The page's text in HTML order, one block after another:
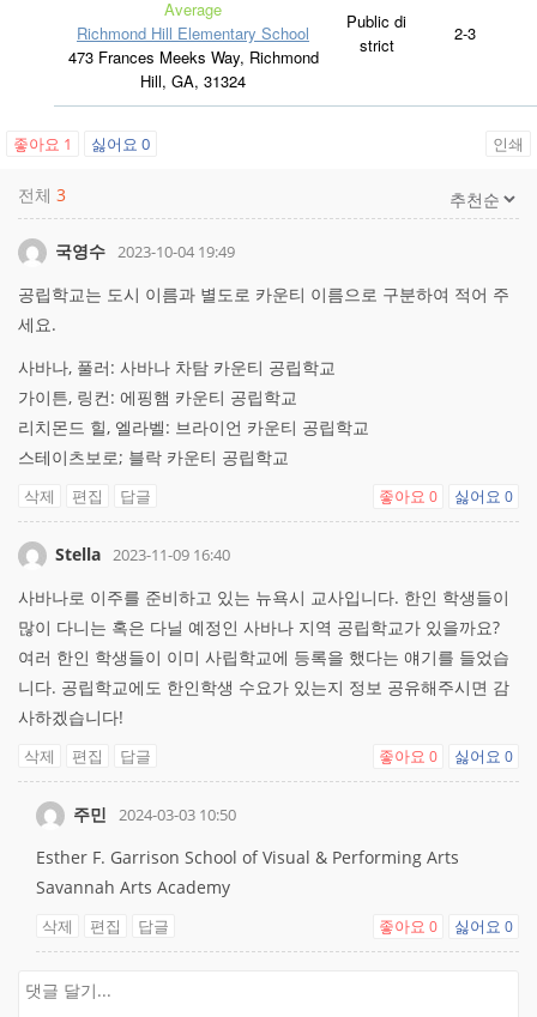
Average
Richmond Hill Elementary School
473 Frances Meeks Way, Richmond
Hill, GA, 31324
Public di
strict
2-3
좋아요 1 싫어요 0 인쇄
전체 3
국영수 2023-10-04 19:49
공립학교는 도시 이름과 별도로 카운티 이름으로 구분하여 적어 주
세요.
사바나, 풀러: 사바나 차탐 카운티 공립학교
가이튼, 링컨: 에핑햄 카운티 공립학교
리치몬드 힐, 엘라벨: 브라이언 카운티 공립학교
스테이츠보로; 블락 카운티 공립학교
삭제 편집 답글 좋아요 0 싫어요 0
Stella 2023-11-09 16:40
사바나로 이주를 준비하고 있는 뉴욕시 교사입니다. 한인 학생들이
많이 다니는 혹은 다닐 예정인 사바나 지역 공립학교가 있을까요?
여러 한인 학생들이 이미 사립학교에 등록을 했다는 얘기를 들었습
니다. 공립학교에도 한인학생 수요가 있는지 정보 공유해주시면 감
사하겠습니다!
삭제 편집 답글 좋아요 0 싫어요 0
주민 2024-03-03 10:50
Esther F. Garrison School of Visual & Performing Arts
Savannah Arts Academy
삭제 편집 답글 좋아요 0 싫어요 0